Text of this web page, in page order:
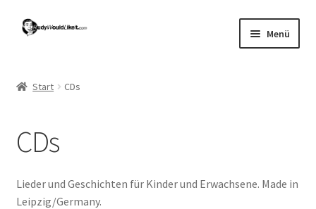
Zur
Zum
Menü
Shop
AGB
Start CDs
CDs
Lieder und Geschichten für Kinder und Erwachsene. Made in
Leipzig/Germany.